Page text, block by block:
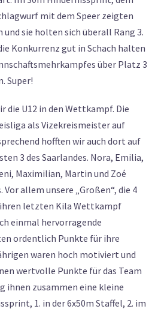
mit dem Speer zeigten
sie holten sich überall Rang 3.
Konkurrenz gut in Schach halten
über Platz 3
Super!
die U12 in den Wettkampf. Die
als Vizekreismeister auf
hofften wir auch dort auf
3 des Saarlandes. Nora, Emilia,
Maximilian, Martin und Zoé
Vor allem unsere „Großen“, die 4
ihren letzten Kila Wettkampf
einmal hervorragende
ordentlich Punkte für ihre
waren hoch motiviert und
wertvolle Punkte für das Team
ihnen zusammen eine kleine
1. in der 6x50m Staffel, 2. im